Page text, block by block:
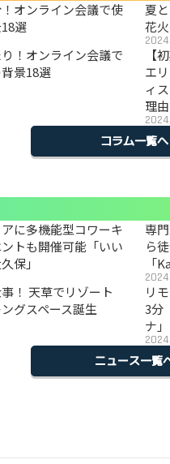
オンライン会議で使
選
夏
花
！オンライン会議で
景18選
【
エ
ィ
理由
コラム一覧へ
に多機能型コワーキ
トも開催可能「いい
保」
専
ら
「
！ 天草でリゾート
グスペース誕生
リ
3分
ナ」
ニュース一覧